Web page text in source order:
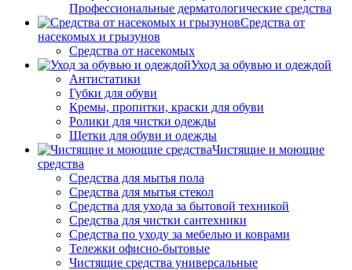
Профессиональные дерматологические средства
Средства от
насекомых и грызунов
Средства от насекомых
Уход за обувью и одеждой
Антистатики
Губки для обуви
Кремы, пропитки, краски для обуви
Ролики для чистки одежды
Щетки для обуви и одежды
Чистящие и моющие
средства
Средства для мытья пола
Средства для мытья стекол
Средства для ухода за бытовой техникой
Средства для чистки сантехники
Средства по уходу за мебелью и коврами
Тележки офисно-бытовые
Чистящие средства универсальные